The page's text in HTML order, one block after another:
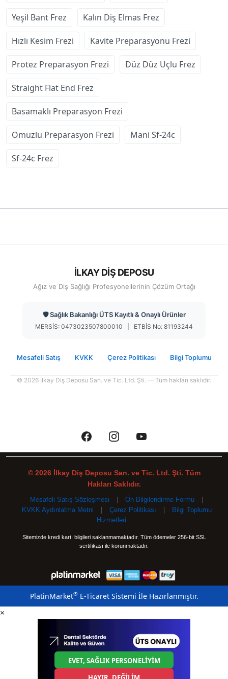
Yeşil Bant Frez Kalın Diş Elmas Frez
Hızlı Kesim Frezi Kavite Preparasyonu Frezi
Protez Preparasyon Frezi Düz Düz Uçlu Frez
Straight Flat End Frez
Basamaklı Preparasyon Frezi
Omuzlu Preparasyon Frezi Mani Sf-24c
Sf-24c Frez
İLKAY DİŞ DEPOSU
Ağız ve Diş Sağlığı Profesyonellerinin Çözüm Ortağı
🛡️ Sağlık Bakanlığı ÜTS Kayıtlı & Onaylı Ürünler
MERSİS: 0473023507800010 | ETBİS No: 81193244
Mesafeli Satış KVKK Çerez Politikası Bilgi Toplumu
© 2026 İlkay Diş Deposu San. ve Tic. Ltd. Şti. — Tüm hakları saklıdır.
© 2026 İlkay Diş Deposu San. ve Tic. Ltd. Şti. Tüm
Hakları Saklıdır.
Mesafeli Satış Sözleşmesi | Ön Bilgilendirme Formu
|
KVKK Aydınlatma Metni
| Çerez Politikası |
Bilgi Toplumu
Hizmetleri
Sitemizde kredi kartı bilgileri saklanmamaktadır. Tüm ödemeler 256-bit SSL
sertifikası ile korunmaktadır.
PlatinMarket®E-Ticaret Sistemi İle Hazırlanmıştır.
×
EVET, SAĞLIK PERSONELİYİM